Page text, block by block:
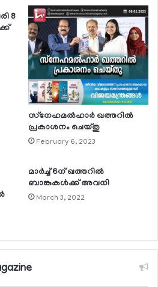
8
സ്‌നേഹമല്‍ഹാര്‍ ഖത്തറില്‍
പ്രകാശനം ചെയ്തു
February 6, 2023
മാര്‍ച്ച് 6ന് ഖത്തറില്‍
ബാങ്കുകള്‍ക്ക് അവധി
March 3, 2022